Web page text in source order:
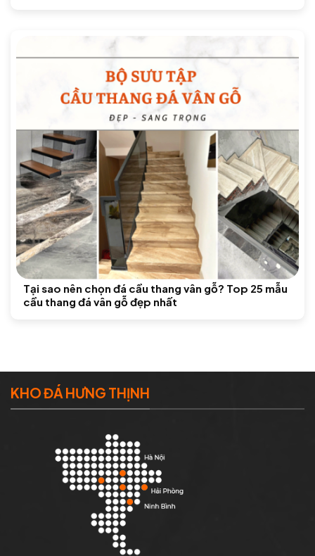
Tại sao nên chọn đá cầu thang vân gỗ? Top 25 mẫu
cầu thang đá vân gỗ đẹp nhất
KHO ĐÁ HƯNG THỊNH